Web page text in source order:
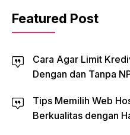
Featured Post
Cara Agar Limit
Dengan dan Tanpa
Tips Memilih Web
Berkualitas dengan